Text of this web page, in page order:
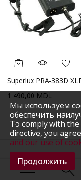
Мы используем
обеспечить
To comply with the
directive, you
and our use of
Продолжить
Superlux PRA-383D
1 490,00 MDL